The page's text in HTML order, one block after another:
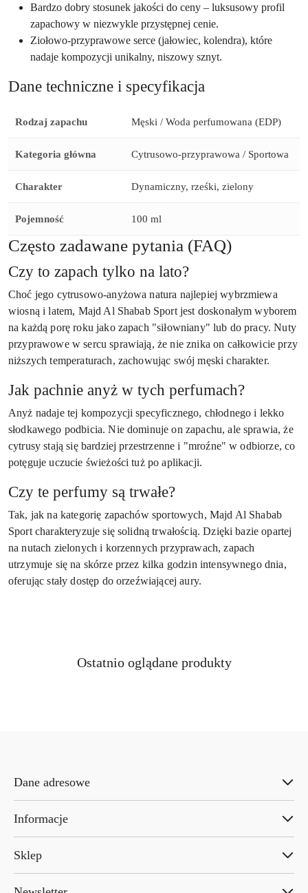
Bardzo dobry stosunek jakości do ceny – luksusowy profil
zapachowy w niezwykle przystępnej cenie.
Ziołowo-przyprawowe serce (jałowiec, kolendra), które
nadaje kompozycji unikalny, niszowy sznyt.
Dane techniczne i specyfikacja
Rodzaj zapachu Męski / Woda perfumowana (EDP)
Kategoria główna Cytrusowo-przyprawowa / Sportowa
Charakter Dynamiczny, rześki, zielony
Pojemność 100 ml
Często zadawane pytania (FAQ)
Czy to zapach tylko na lato?
Choć jego cytrusowo-anyżowa natura najlepiej wybrzmiewa
wiosną i latem, Majd Al Shabab Sport jest doskonałym wyborem
na każdą porę roku jako zapach "siłowniany" lub do pracy. Nuty
przyprawowe w sercu sprawiają, że nie znika on całkowicie przy
niższych temperaturach, zachowując swój męski charakter.
Jak pachnie anyż w tych perfumach?
Anyż nadaje tej kompozycji specyficznego, chłodnego i lekko
słodkawego podbicia. Nie dominuje on zapachu, ale sprawia, że
cytrusy stają się bardziej przestrzenne i "mroźne" w odbiorze, co
potęguje uczucie świeżości tuż po aplikacji.
Czy te perfumy są trwałe?
Tak, jak na kategorię zapachów sportowych, Majd Al Shabab
Sport charakteryzuje się solidną trwałością. Dzięki bazie opartej
na nutach zielonych i korzennych przyprawach, zapach
utrzymuje się na skórze przez kilka godzin intensywnego dnia,
oferując stały dostęp do orzeźwiającej aury.
Pomiń karuzelę produktów
Produkty
Ostatnio oglądane produkty
Dane adresowe
Informacje
Sklep